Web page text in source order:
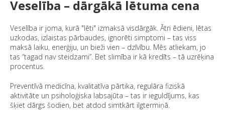
Veselība – dārgākā lētuma cena
Veselība ir joma, kurā "lēti" izmaksā visdārgāk. Ātri ēdieni, lētas
uzkodas, izlaistas pārbaudes, ignorēti simptomi – tas viss
maksā laiku, enerģiju, un bieži vien – dzīvību. Mēs atliekam, jo
tas “tagad nav steidzami”. Bet slimība ir kā kredīts – tā uzrēķina
procentus.
Preventīvā medicīna, kvalitatīva pārtika, regulāra fiziskā
aktivitāte un psiholoģiska labsajūta – tas ir ieguldījums, kas
šķiet dārgs šodien, bet atdod simtkārt ilgtermiņā.